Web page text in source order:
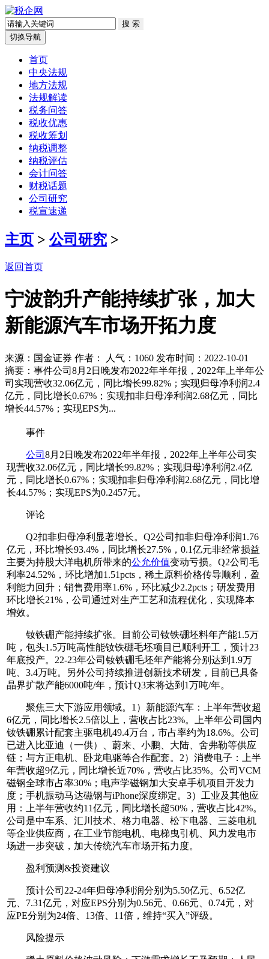
切换导航
首页
中央法规
地方法规
法规解读
税务问答
税收优惠
税收筹划
纳税调整
纳税评估
会计问答
财税话题
公司研究
税宣速递
主页 > 公司研究 >
返回首页
宁波韵升产能持续扩张，加大
新能源汽车市场开拓力度
来源：国金证券 作者： 人气： 1060 发布时间：2022-10-01
摘要：事件公司8月2日晚发布2022年半年报，2022年上半年公
司实现营收32.06亿元，同比增长99.82%；实现归母净利润2.4
亿元，同比增长0.67%；实现扣非归母净利润2.68亿元，同比
增长44.57%；实现EPS为...
事件
公司 8月2日晚发布2022年半年报，2022年上半年公司实
现营收32.06亿元，同比增长99.82%；实现归母净利润2.4亿
元，同比增长0.67%；实现扣非归母净利润2.68亿元，同比增
长44.57%；实现EPS为0.2457元。
评论
Q2扣非归母净利显著增长。 Q2公司扣非归母净利润1.76
亿元，环比增长93.4%，同比增长27.5%，0.1亿元非经常损益
主要为持股大洋电机所带来的公允价值变动亏损。Q2公司毛
利率24.52%，环比增加1.51pcts，稀土原料价格传导顺利，盈
利能力回升；销售费用率1.6%，环比减少2.2pcts；研发费用
环比增长21%，公司通过对生产工艺和流程优化，实现降本
增效。
钕铁硼产能持续扩张。目前公司钕铁硼坯料年产能1.5万
吨，包头1.5万吨高性能钕铁硼毛坯项目已顺利开工，预计23
年底投产。22-23年公司钕铁硼毛坯年产能将分别达到1.9万
吨、3.4万吨。另外公司持续推进创新技术研发，目前已具备
晶界扩散产能6000吨/年，预计Q3末将达到1万吨/年。
聚焦三大下游应用领域。1）新能源汽车：上半年营收超
6亿元，同比增长2.5倍以上，营收占比23%。上半年公司国内
钕铁硼累计配套主驱电机49.4万台，市占率约为18.6%。公司
已进入比亚迪（一供）、蔚来、小鹏、大陆、舍弗勒等供应
链；与方正电机、卧龙电驱等合作配套。2）消费电子：上半
年营收超9亿元，同比增长近70%，营收占比35%。公司VCM
磁钢全球市占率30%；电声学磁钢加大安卓手机项目开发力
度；手机振动马达磁钢与iPhone深度绑定。3）工业及其他应
用：上半年营收约11亿元，同比增长超50%，营收占比42%。
公司是中车系、汇川技术、格力电器、松下电器、三菱电机
等企业供应商，在工业节能电机、电梯曳引机、风力发电市
场进一步突破，加大传统汽车市场开拓力度。
盈利预测&投资建议
预计公司22-24年归母净利润分别为5.50亿元、6.52亿
元、7.31亿元，对应EPS分别为0.56元、0.66元、0.74元，对
应PE分别为24倍、13倍、11倍，维持“买入”评级。
风险提示